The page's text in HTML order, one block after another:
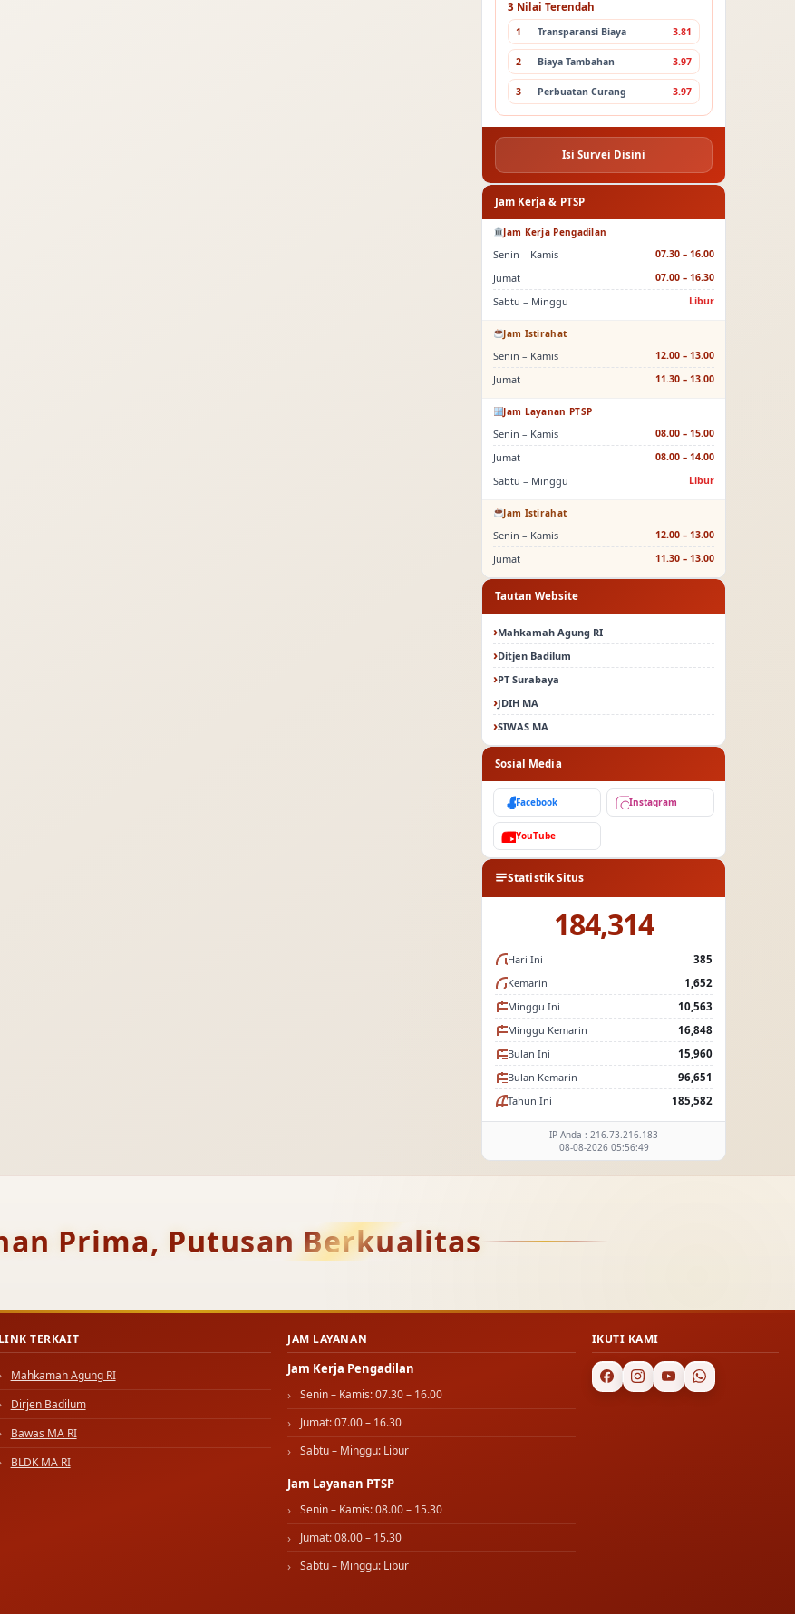
3 Nilai Terendah
1 Transparansi Biaya 3.81
2 Biaya Tambahan 3.97
3 Perbuatan Curang 3.97
Isi Survei Disini
Jam Kerja & PTSP
Jam Kerja Pengadilan
Senin – Kamis 07.30 – 16.00
Jumat 07.00 – 16.30
Sabtu – Minggu Libur
Jam Istirahat
Senin – Kamis 12.00 – 13.00
Jumat 11.30 – 13.00
Jam Layanan PTSP
Senin – Kamis 08.00 – 15.00
Jumat 08.00 – 14.00
Sabtu – Minggu Libur
Jam Istirahat
Senin – Kamis 12.00 – 13.00
Jumat 11.30 – 13.00
Tautan Website
Mahkamah Agung RI
Ditjen Badilum
PT Surabaya
JDIH MA
SIWAS MA
Sosial Media
Facebook Instagram
YouTube
Statistik Situs
184,314
Hari Ini
385
Kemarin
1,652
Minggu Ini
10,563
Minggu Kemarin
16,848
Bulan Ini
15,960
Bulan Kemarin
96,651
Tahun Ini
185,582
IP Anda : 216.73.216.183
08-08-2026 05:56:49
Prima, Putusan Berkualitas
LINK TERKAIT
Mahkamah Agung RI
Dirjen Badilum
Bawas MA RI
BLDK MA RI
JAM LAYANAN
Jam Kerja Pengadilan
Senin – Kamis: 07.30 – 16.00
Jumat: 07.00 – 16.30
Sabtu – Minggu: Libur
Jam Layanan PTSP
Senin – Kamis: 08.00 – 15.30
Jumat: 08.00 – 15.30
Sabtu – Minggu: Libur
IKUTI KAMI